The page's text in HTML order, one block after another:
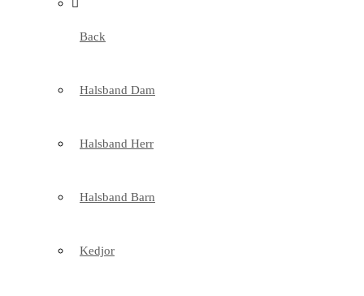
Back
Halsband Dam
Halsband Herr
Halsband Barn
Kedjor